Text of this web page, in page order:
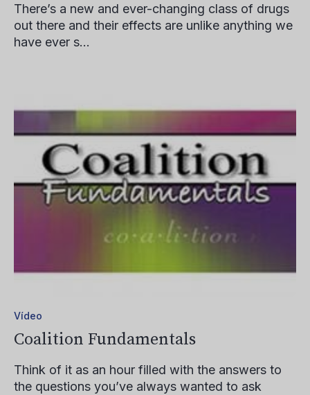
There’s a new and ever-changing class of drugs
out there and their effects are unlike anything we
have ever s...
Vídeo
Coalition Fundamentals
Think of it as an hour filled with the answers to
the questions you’ve always wanted to ask